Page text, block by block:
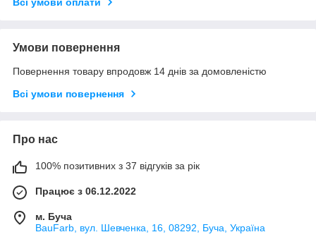
Умови повернення
Повернення товару впродовж 14 днів за домовленістю
Всі умови повернення
Про нас
100% позитивних з 37 відгуків за рік
Працює з 06.12.2022
м. Буча
BauFarb, вул. Шевченка, 16, 08292, Буча, Україна